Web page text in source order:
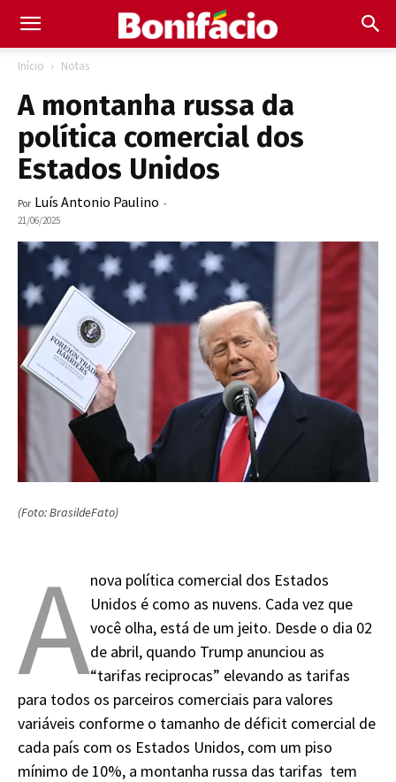
Início Notas
A montanha russa da
política comercial dos
Estados Unidos
Por Luís Antonio Paulino -
21/06/2025
(Foto: BrasildeFato)
Anova política comercial dos Estados
Unidos é como as nuvens. Cada vez que
você olha, está de um jeito. Desde o dia 02
de abril, quando Trump anunciou as
“tarifas reciprocas” elevando as tarifas
para todos os parceiros comerciais para valores
variáveis conforme o tamanho de déficit comercial de
cada país com os Estados Unidos, com um piso
mínimo de 10%, a montanha russa das tarifas tem